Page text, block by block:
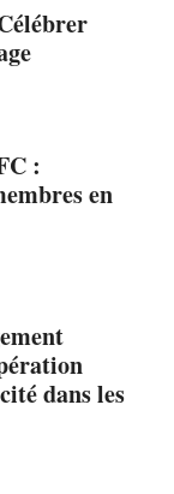
:
en
dans les